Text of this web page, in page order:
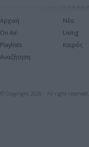
Αρχική
On Air
Playlists
Αναζήτηση
Νέα
Living
Καιρός
© Copyright 2026 - All right reserved.